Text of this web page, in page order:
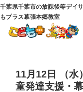
千葉県千葉市の放課後等デイ
もプラス幕張本郷教室
11月12日 （
童発達支援・